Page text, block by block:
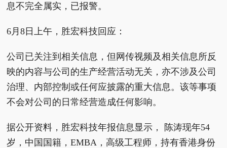
息不完全属实，已报警。
6月8日上午，胜宏科技回应：
公司已关注到相关信息，但网传视频及相关信息所反
映的内容与公司的生产经营活动无关，亦不涉及公司
治理、内部控制或任何应披露的重大信息。该等事项
不会对公司的日常经营造成任何影响。
据公开资料，胜宏科技年报信息显示， 陈涛现年54
岁，中国国籍，EMBA，高级工程师，持有香港身份